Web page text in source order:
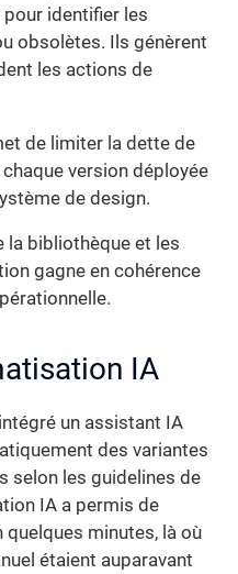
identifier les
obsolètes. Ils génèrent
les actions de
de limiter la dette de
version déployée
de design.
la bibliothèque et les
gagne en cohérence
IA
un assistant IA
des variantes
selon les guidelines de
IA a permis de
minutes, là où
étaient auparavant